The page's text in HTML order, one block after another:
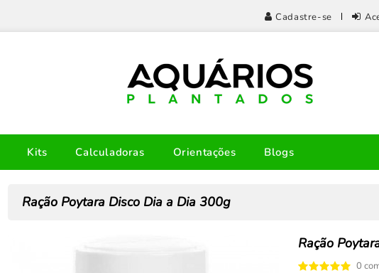
Cadastre-se
Kits Calculadoras Orientações Blogs
Ração Poytara Disco Dia a Dia 300g
Ração
0